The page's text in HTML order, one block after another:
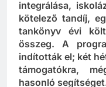
árván maradt
integrálása,
kötelező tandíj,
tankönyv évi
összeg. A
indították el; két
támogatókra,